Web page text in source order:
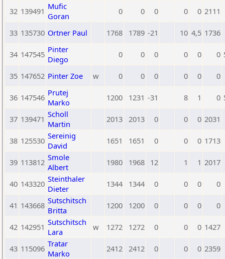
32 139491 Mufic
Goran
0 0 0 0 0 2111
33 135730 Ortner Paul 1768 1789 -21 10 4,5 1736
34 147545 Pinter
Diego
0 0 0 0 0 0
35 147652 Pinter Zoe w 0 0 0 0 0 0
36 147546 Prutej
Marko
1200 1231 -31 8 1 0
37 139471 Scholl
Martin
2013 2013 0 0 0 2031
38 125530 Sereinig
David
1651 1651 0 0 0 1713
39 113812 Smole
Albert
1980 1968 12 1 1 2017
40 143320 Steinthaler
Dieter
1344 1344 0 0 0 0
41 143668 Sutschitsch
Britta
1200 1200 0 0 0 0
42 142951 Sutschitsch
Lara
w 1272 1272 0 0 0 1427
43 115096 Tratar
Marko
2412 2412 0 0 0 2359